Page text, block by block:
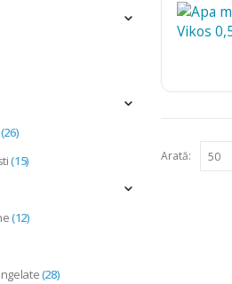
Arată:
(26)
(15)
(12)
(28)